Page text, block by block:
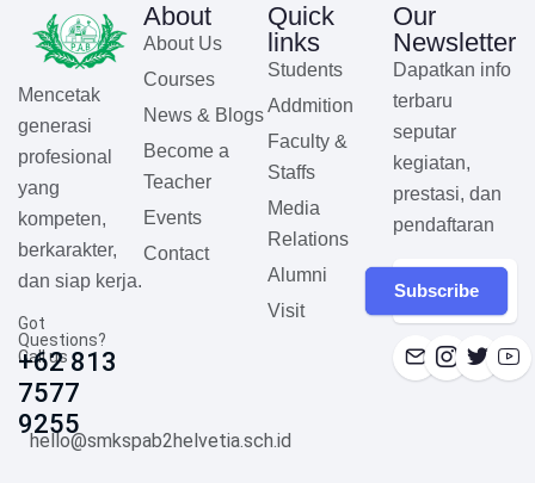
Mencetak
generasi
profesional
yang
kompeten,
berkarakter,
dan siap kerja.
Got
Questions?
Call us
+62 813
7577
9255
hello@smkspab2helvetia.sch.id
About
About Us
Courses
News & Blogs
Become a
Teacher
Events
Contact
Quick
links
Students
Addmition
Faculty &
Staffs
Media
Relations
Alumni
Visit
Our
Newsletter
Dapatkan info
terbaru
seputar
kegiatan,
prestasi, dan
pendaftaran
Subscribe